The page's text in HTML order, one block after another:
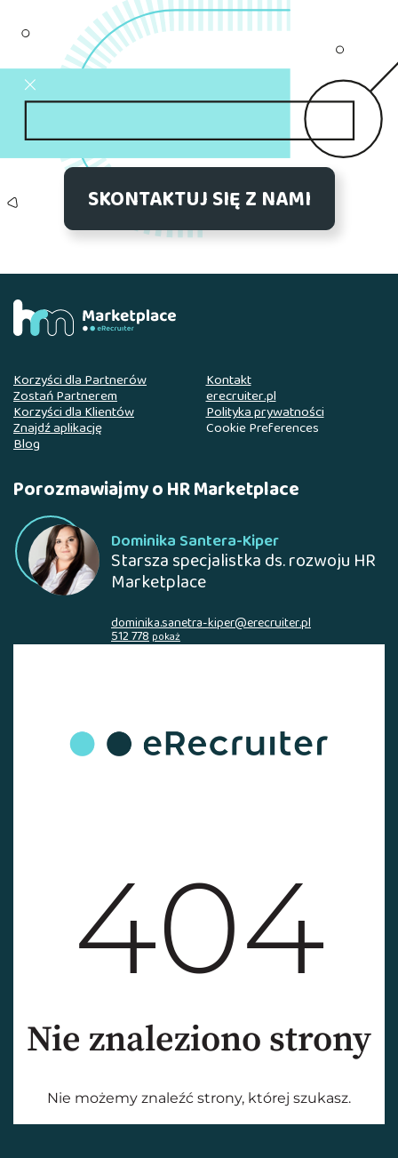
SKONTAKTUJ SIĘ Z NAMI
Korzyści dla Partnerów
Zostań Partnerem
Korzyści dla Klientów
Znajdź aplikację
Blog
Kontakt
erecruiter.pl
Polityka prywatności
Cookie Preferences
Porozmawiajmy o HR Marketplace
Dominika Santera-Kiper
Starsza specjalistka ds. rozwoju HR
Marketplace
dominika.sanetra-kiper@erecruiter.pl
512 778pokaż